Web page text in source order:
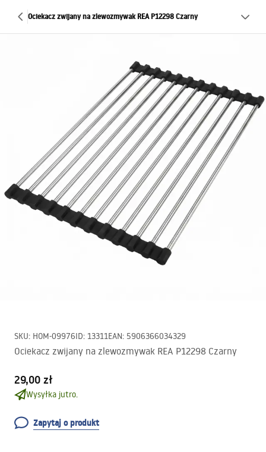
Ociekacz zwijany na zlewozmywak REA P12298 Czarny
SKU: HOM-09976ID: 13311EAN: 5906366034329
Ociekacz zwijany na zlewozmywak REA P12298 Czarny
29,00 zł
Wysyłka jutro.
Zapytaj o produkt